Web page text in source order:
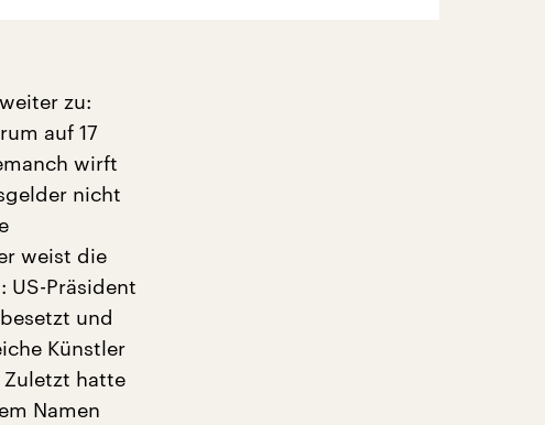
zu:
auf 17
wirft
nicht
weist die
US-Präsident
und
Künstler
hatte
Namen